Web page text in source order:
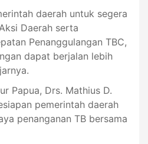
daerah untuk segera
Daerah serta
Penanggulangan TBC,
dapat berjalan lebih
Papua, Drs. Mathius D.
pemerintah daerah
penanganan TB bersama